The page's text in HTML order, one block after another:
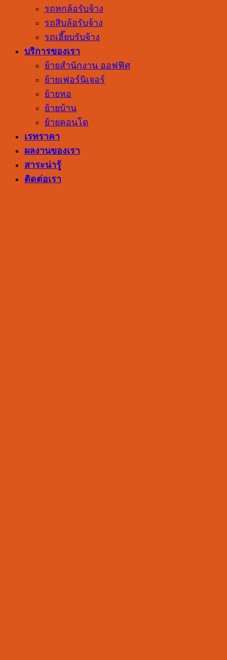
รถหกล้อรับจ้าง
รถสิบล้อรับจ้าง
รถเฮี๊ยบรับจ้าง
บริการของเรา
ย้ายสำนักงาน ออฟฟิศ
ย้ายเฟอร์นิเจอร์
ย้ายหอ
ย้ายบ้าน
ย้ายคอนโด
เรทราคา
ผลงานของเรา
สาระน่ารู้
ติดต่อเรา